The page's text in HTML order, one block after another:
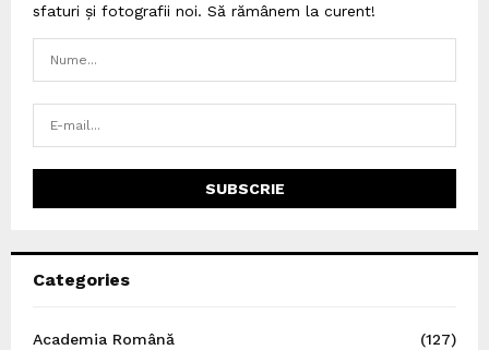
sfaturi și fotografii noi. Să rămânem la curent!
Categories
Academia Română
(127)